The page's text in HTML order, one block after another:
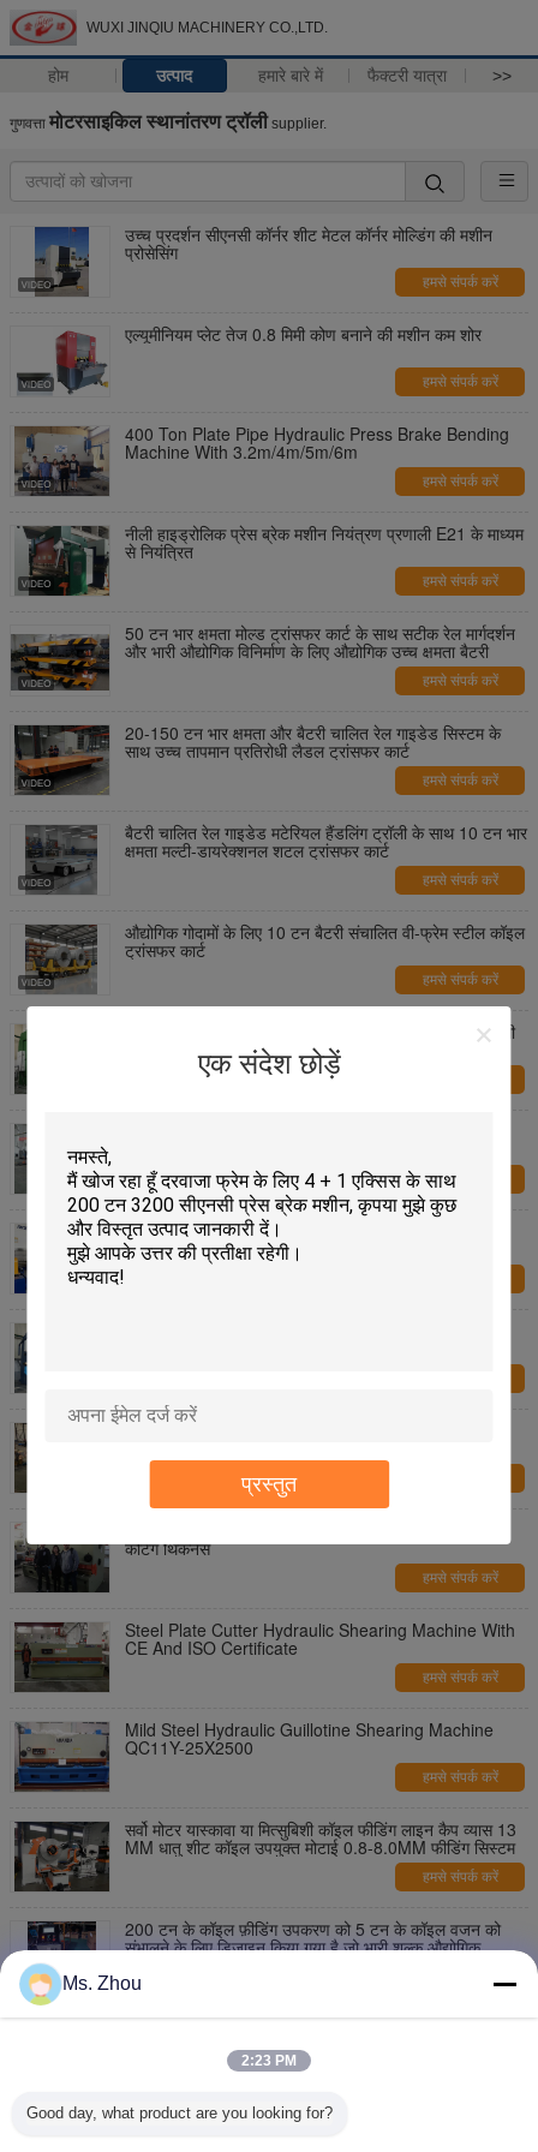
WUXI JINQIU MACHINERY CO.,LTD.
होम उत्पाद हमारे बारे में फैक्टरी यात्रा >>
एक संदेश छोड़ें
प्रस्तुत
गुणवत्ता मोटरसाइकिल स्थानांतरण ट्रॉली supplier.
उच्च प्रदर्शन सीएनसी कॉर्नर शीट मेटल कॉर्नर मोल्डिंग की मशीन
प्रोसेसिंग
हमसे संपर्क करें
एल्यूमीनियम प्लेट तेज 0.8 मिमी कोण बनाने की मशीन कम शोर
हमसे संपर्क करें
400 Ton Plate Pipe Hydraulic Press Brake Bending
Machine With 3.2m/4m/5m/6m
हमसे संपर्क करें
नीली हाइड्रोलिक प्रेस ब्रेक मशीन नियंत्रण प्रणाली E21 के माध्यम
से नियंत्रित
हमसे संपर्क करें
50 टन भार क्षमता मोल्ड ट्रांसफर कार्ट के साथ सटीक रेल मार्गदर्शन
और भारी औद्योगिक विनिर्माण के लिए औद्योगिक उच्च क्षमता बैटरी
हमसे संपर्क करें
20-150 टन भार क्षमता और बैटरी चालित रेल गाइडेड सिस्टम के
साथ उच्च तापमान प्रतिरोधी लैडल ट्रांसफर कार्ट
हमसे संपर्क करें
बैटरी चालित रेल गाइडेड मटेरियल हैंडलिंग ट्रॉली के साथ 10 टन भार
क्षमता मल्टी-डायरेक्शनल शटल ट्रांसफर कार्ट
हमसे संपर्क करें
औद्योगिक गोदामों के लिए 10 टन बैटरी संचालित वी-फ्रेम स्टील कॉइल
ट्रांसफर कार्ट
हमसे संपर्क करें
सीएनसी टैंडेम प्रेस ब्रेक हाई मस्त मेकिंग मशीन टू बी 12 एम 14 मी
हमसे संपर्क करें
CNC Press Brake Machine 1000 Ton 6 M Bending
Press Machine CE and CQC
सीएनसी प्लाज्मा काटने की मशीन, स्थिर कटिंग के साथ हाइड्रोलिक
कटिंग थिकनेस
हमसे संपर्क करें
Steel Plate Cutter Hydraulic Shearing Machine With
CE And ISO Certificate
हमसे संपर्क करें
Mild Steel Hydraulic Guillotine Shearing Machine
QC11Y-25X2500
हमसे संपर्क करें
सर्वो मोटर यास्कावा या मित्सुबिशी कॉइल फीडिंग लाइन कैप व्यास 13
MM धातु शीट कॉइल उपयुक्त मोटाई 0.8-8.0MM फीडिंग सिस्टम
हमसे संपर्क करें
200 टन के कॉइल फ़ीडिंग उपकरण को 5 टन के कॉइल वजन को
संभालने के लिए डिज़ाइन किया गया है जो भारी शुल्क औद्योगिक
या मित्सुबिशी सर्वो मोटर और 200 टन दबाव सुनिश्चित करने वाले
विनिर्माण में 20 मिमी दवा कैप व्यास भागों की सटीक फीडिंग में सक्षम
Ms. Zhou
2:23 PM
Good day, what product are you looking for?